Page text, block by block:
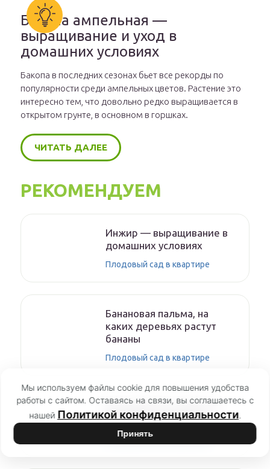
Бакопа ампельная —
выращивание и уход в
домашних условиях
Бакопа в последних сезонах бьет все рекорды по
популярности среди ампельных цветов. Растение это
интересно тем, что довольно редко выращивается в
открытом грунте, в основном в горшках.
ЧИТАТЬ ДАЛЕЕ
РЕКОМЕНДУЕМ
Инжир — выращивание в
домашних условиях
Плодовый сад в квартире
Банановая пальма, на
каких деревьях растут
бананы
Плодовый сад в квартире
Как вырастить ананас в
домашних условиях
Плодовый сад в квартире
Мы используем файлы cookie для повышения удобства
работы с сайтом. Оставаясь на связи, вы соглашаетесь с
нашей Политикой конфиденциальности.
Принять